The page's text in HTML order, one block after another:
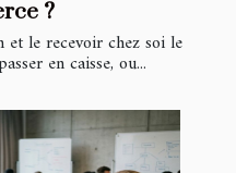
?
le recevoir chez soi le
en caisse, ou...